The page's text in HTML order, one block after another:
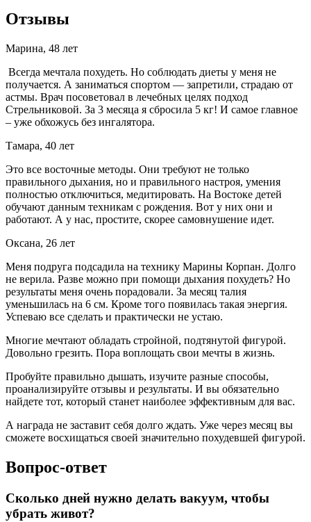
Отзывы
Марина, 48 лет
Всегда мечтала похудеть. Но соблюдать диеты у меня не
получается. А заниматься спортом — запретили, страдаю от
астмы. Врач посоветовал в лечебных целях подход
Стрельниковой. За 3 месяца я сбросила 5 кг! И самое главное
– уже обхожусь без ингалятора.
Тамара, 40 лет
Это все восточные методы. Они требуют не только
правильного дыхания, но и правильного настроя, умения
полностью отключиться, медитировать. На Востоке детей
обучают данным техникам с рождения. Вот у них они и
работают. А у нас, простите, скорее самовнушение идет.
Оксана, 26 лет
Меня подруга подсадила на технику Марины Корпан. Долго
не верила. Разве можно при помощи дыхания похудеть? Но
результаты меня очень порадовали. За месяц талия
уменьшилась на 6 см. Кроме того появилась такая энергия.
Успеваю все сделать и практически не устаю.
Многие мечтают обладать стройной, подтянутой фигурой.
Довольно грезить. Пора воплощать свои мечты в жизнь.
Пробуйте правильно дышать, изучите разные способы,
проанализируйте отзывы и результаты. И вы обязательно
найдете тот, который станет наиболее эффективным для вас.
А награда не заставит себя долго ждать. Уже через месяц вы
сможете восхищаться своей значительно похудевшей фигурой.
Вопрос-ответ
Сколько дней нужно делать вакуум, чтобы
убрать живот?